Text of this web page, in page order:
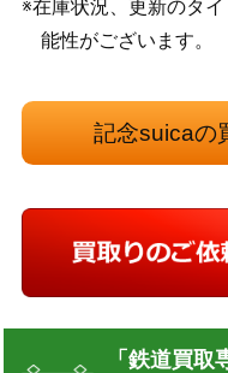
※在庫状況、更新のタ
能性がございます。
記念suicaの
「鉄道買